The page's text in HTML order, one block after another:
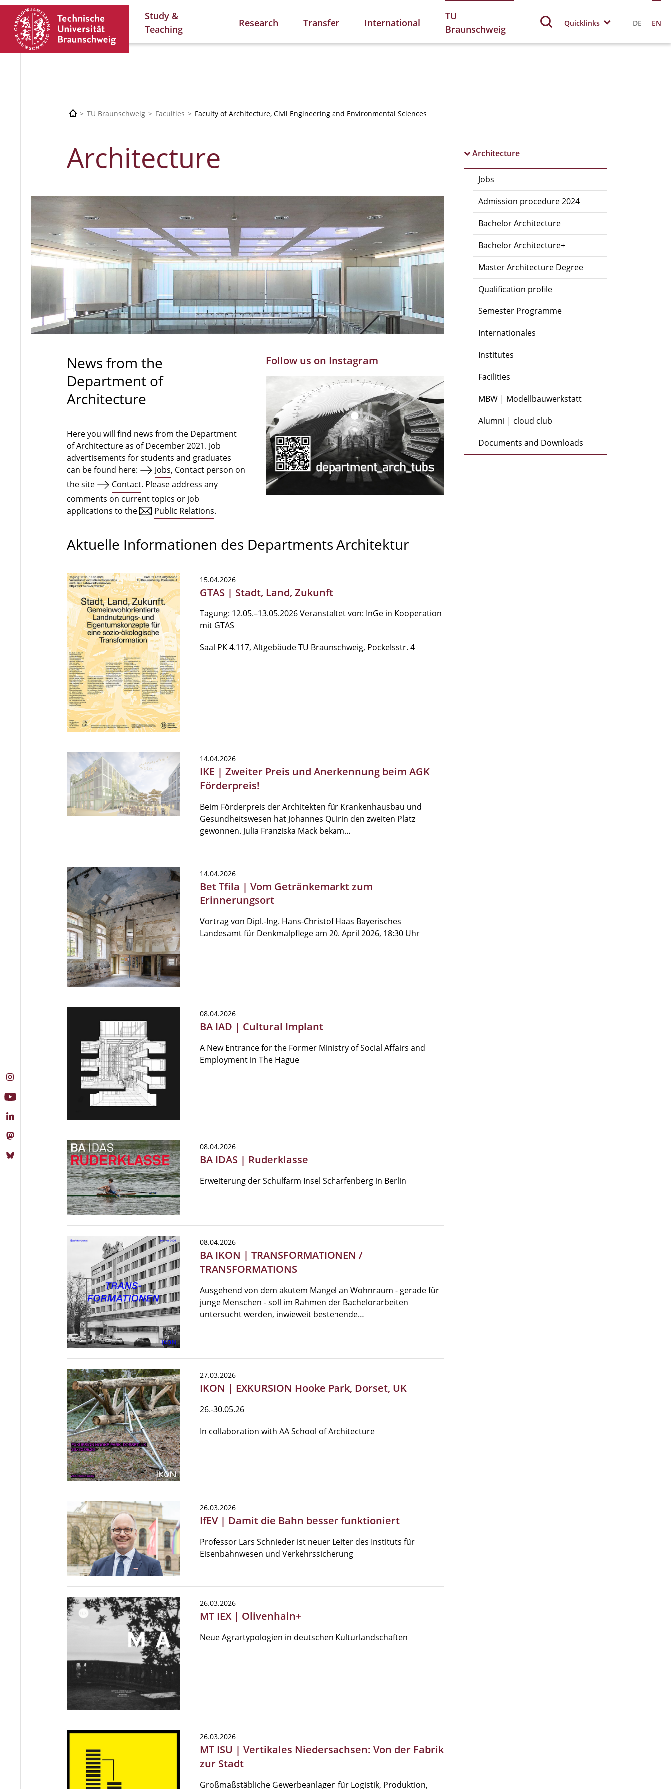
Study &
Teaching
Research Transfer International
TU
Braunschweig
Quicklinks DE EN
TU Braunschweig Faculties Faculty of Architecture, Civil Engineering and Environmental Sciences
Architecture
Jobs
Admission procedure 2024
Bachelor Architecture
Bachelor Architecture+
Master Architecture Degree
Qualification profile
Semester Programme
Internationales
Institutes
Facilities
MBW | Modellbauwerkstatt
Alumni | cloud club
Documents and Downloads
Architecture
News from the
Department of
Architecture
Here you will find news from the Department
of Architecture as of December 2021. Job
advertisements for students and graduates
can be found here:
Jobs, Contact person on
the site
Contact. Please address any
comments on current topics or job
applications to the
Public Relations.
Follow us on Instagram
Aktuelle Informationen des Departments Architektur
15.04.2026
GTAS | Stadt, Land, Zukunft
Tagung: 12.05.–13.05.2026 Veranstaltet von: InGe in Kooperation
mit GTAS
Saal PK 4.117, Altgebäude TU Braunschweig, Pockelsstr. 4
14.04.2026
IKE | Zweiter Preis und Anerkennung beim AGK
Förderpreis!
Beim Förderpreis der Architekten für Krankenhausbau und
Gesundheitswesen hat Johannes Quirin den zweiten Platz
gewonnen. Julia Franziska Mack bekam…
14.04.2026
Bet Tfila | Vom Getränkemarkt zum
Erinnerungsort
Vortrag von Dipl.-Ing. Hans-Christof Haas Bayerisches
Landesamt für Denkmalpflege am 20. April 2026, 18:30 Uhr
08.04.2026
BA IAD | Cultural Implant
A New Entrance for the Former Ministry of Social Affairs and
Employment in The Hague
08.04.2026
BA IDAS | Ruderklasse
Erweiterung der Schulfarm Insel Scharfenberg in Berlin
08.04.2026
BA IKON | TRANSFORMATIONEN /
TRANSFORMATIONS
Ausgehend von dem akutem Mangel an Wohnraum - gerade für
junge Menschen - soll im Rahmen der Bachelorarbeiten
untersucht werden, inwieweit bestehende…
27.03.2026
IKON | EXKURSION Hooke Park, Dorset, UK
26.-30.05.26
In collaboration with AA School of Architecture
26.03.2026
IfEV | Damit die Bahn besser funktioniert
Professor Lars Schnieder ist neuer Leiter des Instituts für
Eisenbahnwesen und Verkehrssicherung
26.03.2026
MT IEX | Olivenhain+
Neue Agrartypologien in deutschen Kulturlandschaften
26.03.2026
MT ISU | Vertikales Niedersachsen: Von der Fabrik
zur Stadt
Großmaßstäbliche Gewerbeanlagen für Logistik, Produktion,